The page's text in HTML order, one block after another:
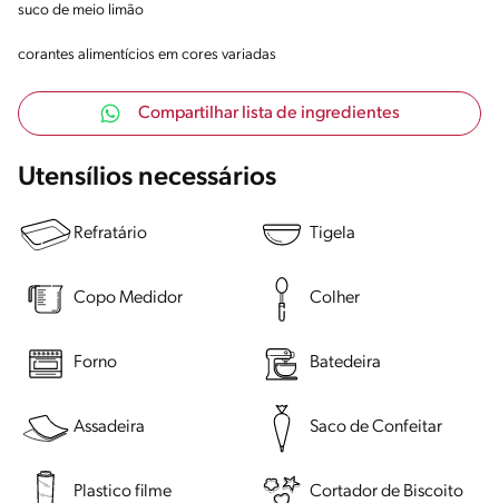
suco de meio limão
corantes alimentícios em cores variadas
Compartilhar lista de ingredientes
Utensílios necessários
Refratário Tigela
Copo Medidor Colher
Forno Batedeira
Assadeira Saco de Confeitar
Plastico filme Cortador de Biscoito